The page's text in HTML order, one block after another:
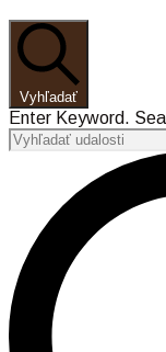
Vyhľadať
Enter Keyword.